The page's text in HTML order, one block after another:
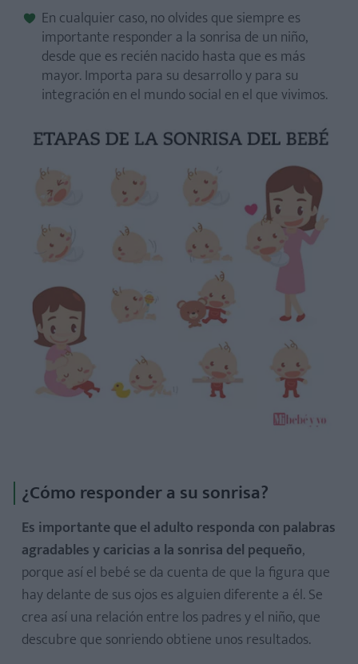
En cualquier caso, no olvides que siempre es
importante responder a la sonrisa de un niño,
desde que es recién nacido hasta que es más
mayor. Importa para su desarrollo y para su
integración en el mundo social en el que vivimos.
¿Cómo responder a su sonrisa?
Es importante que el adulto responda con palabras
agradables y caricias a la sonrisa del pequeño,
porque así el bebé se da cuenta de que la figura que
hay delante de sus ojos es alguien diferente a él. Se
crea así una relación entre los padres y el niño, que
descubre que sonriendo obtiene unos resultados.